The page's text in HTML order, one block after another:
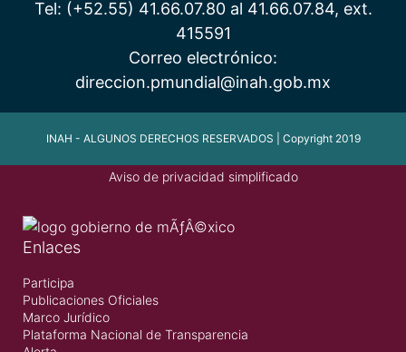
Tel: (+52.55) 41.66.07.80 al 41.66.07.84, ext.
415591
Correo electrónico:
direccion.pmundial@inah.gob.mx
INAH - ALGUNOS DERECHOS RESERVADOS | Copyright 2019
Aviso de privacidad simplificado
Enlaces
Participa
Publicaciones Oficiales
Marco Jurídico
Plataforma Nacional de Transparencia